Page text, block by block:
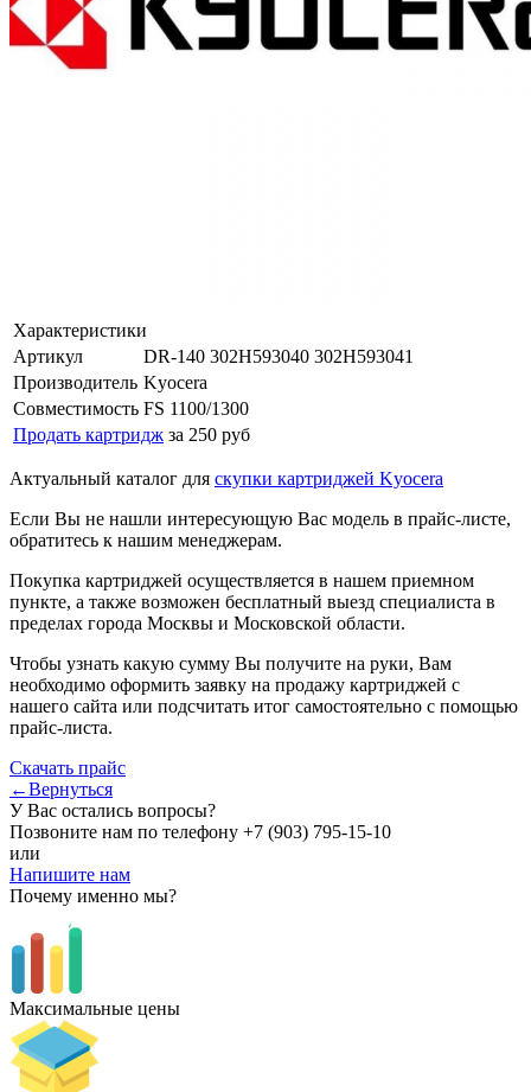
Характеристики
Артикул
DR-140 302H593040 302H593041
Производитель Kyocera
Совместимость FS 1100/1300
Продать картридж за 250 руб
Актуальный каталог для скупки картриджей Kyocera
Если Вы не нашли интересующую Вас модель в прайс-листе,
обратитесь к нашим менеджерам.
Покупка картриджей осуществляется в нашем приемном
пункте, а также возможен бесплатный выезд специалиста в
пределах города Москвы и Московской области.
Чтобы узнать какую сумму Вы получите на руки, Вам
необходимо оформить заявку на продажу картриджей с
нашего сайта или подсчитать итог самостоятельно с помощью
прайс-листа.
Скачать прайс
←Вернуться
У Вас остались вопросы?
Позвоните нам по телефону +7 (903) 795-15-10
или
Напишите нам
Почему именно мы?
Максимальные цены